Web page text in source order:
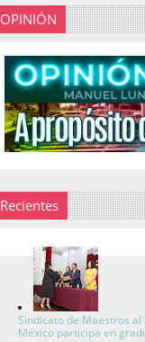
OPINIÓN
Recientes
Sindicato de Maestros al
México participa en